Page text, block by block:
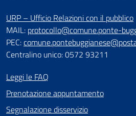
URP – Ufficio Relazioni con il pubblico
MAIL: protocollo@comune.ponte-
PEC:
Centralino unico: 0572 93211
Leggi le FAQ
Prenotazione appuntamento
Segnalazione disservizio